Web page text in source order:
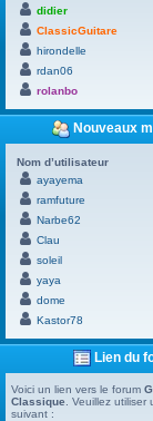
didier
ClassicGuitare
hirondelle
rdan06
rolanbo
Nouveaux
Nom d’utilisateur
ayayema
ramfuture
Narbe62
Clau
soleil
yaya
dome
Kastor78
Lien du
Voici un lien vers le forum
Classique . Veuillez
suivant :